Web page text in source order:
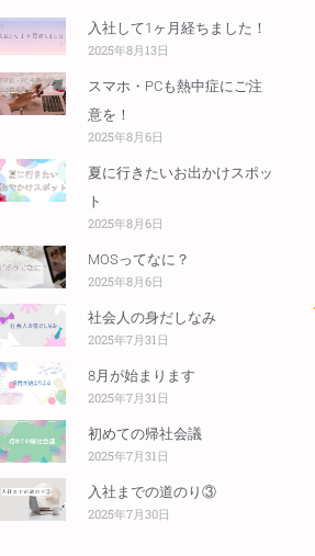
入社して1ヶ月経ちました！
2025年8月13日
スマホ・PCも熱中症にご注
意を！
2025年8月6日
夏に行きたいお出かけスポッ
ト
2025年8月6日
MOSってなに？
2025年8月6日
社会人の身だしなみ
2025年7月31日
8月が始まります
2025年7月31日
初めての帰社会議
2025年7月31日
入社までの道のり③
2025年7月30日